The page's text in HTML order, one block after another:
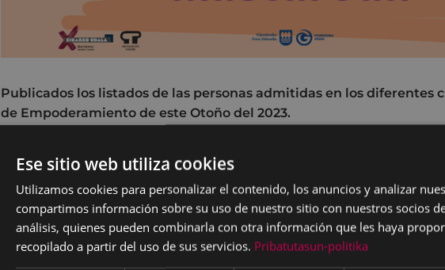
Publicados los listados de las personas admitidas en los diferentes
de Empoderamiento de este Otoño del 2023.
Una temporada más, laEscuela para el Empoderamiento de las
crítica, decolonial y feminista. Será un espacio para crear y fortalecer
feministas, donde desde los diferentes cursos y talleres se impulsarán
fortalecernos a nivel personal y colectivo.
Ese sitio web utiliza cookies
Utilizamos cookies para personalizar el contenido, los anuncios y analizar
compartimos información sobre su uso de nuestro sitio con nuestros socios
análisis, quienes pueden combinarla con otra información que les haya
recopilado a partir del uso de sus servicios. Pribatutasun-politika